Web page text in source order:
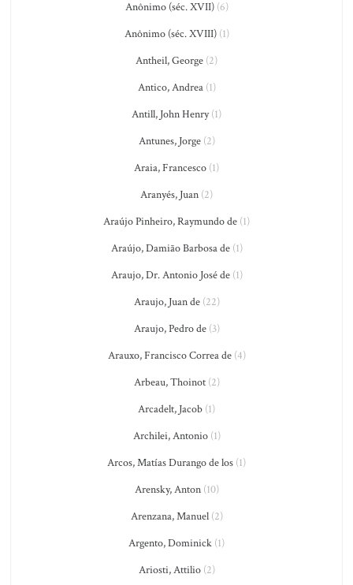
Anônimo (séc. XVII)(6)
Anônimo (séc. XVIII)(1)
Antheil, George (2)
Antico, Andrea(1)
Antill, John Henry(1)
Antunes, Jorge(2)
Araia, Francesco (1)
Aranyés, Juan (2)
Araújo Pinheiro, Raymundo de (1)
Araújo, Damião Barbosa de(1)
Araujo, Dr. Antonio José de(1)
Araujo, Juan de(22)
Araujo, Pedro de(3)
Arauxo, Francisco Correa de(4)
Arbeau, Thoinot(2)
Arcadelt, Jacob (1)
Archilei, Antonio(1)
Arcos, Matías Durango de los (1)
Arensky, Anton(10)
Arenzana, Manuel(2)
Argento, Dominick (1)
Ariosti, Attilio(2)